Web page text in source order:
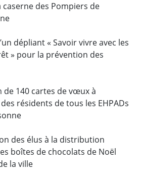
caserne des Pompiers de
dépliant « Savoir vivre avec les
» pour la prévention des
de 140 cartes de vœux à
résidents de tous les EHPADs
des élus à la distribution
boîtes de chocolats de Noël
la ville